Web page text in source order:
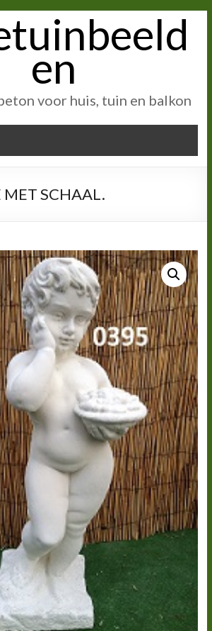
en
voor huis, tuin en balkon
SCHAAL.